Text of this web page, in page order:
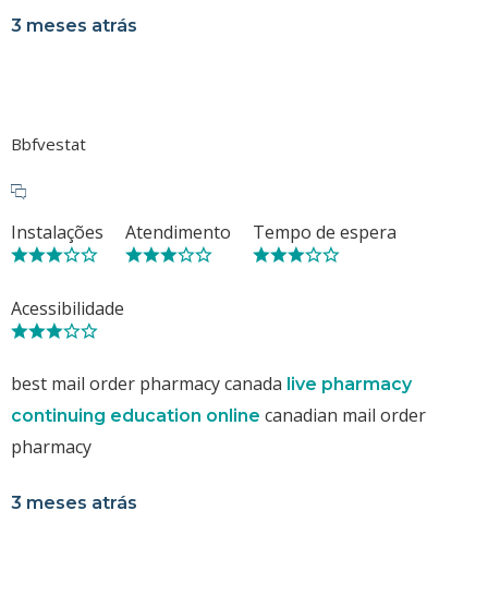
3 meses atrás
Bbfvestat
Instalações Atendimento Tempo de espera
Acessibilidade
best mail order pharmacy canada live pharmacy
continuing education online canadian mail order
pharmacy
3 meses atrás